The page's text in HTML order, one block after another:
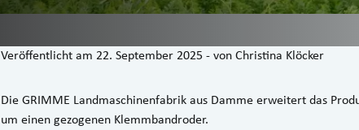
Veröffentlicht am 22. September 2025-vonChristina Klöcker
Die GRIMME Landmaschinenfabrik aus Damme erweitert das
um einen gezogenen Klemmbandroder.